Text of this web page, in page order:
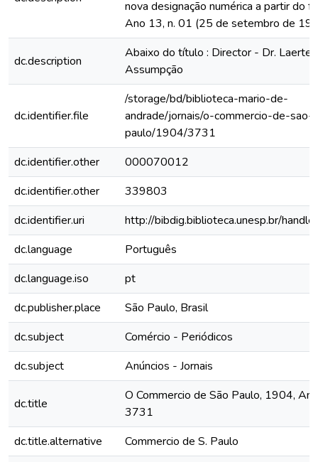
nova designação numérica a partir do
Ano 13, n. 01 (25 de setembro de
dc.description
Abaixo do título : Director - Dr. Laerte
Assumpção
dc.identifier.file
/storage/bd/biblioteca-mario-de-
andrade/jornais/o-commercio-de-sao-
paulo/1904/3731
dc.identifier.other
000070012
dc.identifier.other
339803
dc.identifier.uri
http://bibdig.biblioteca.unesp.br/
dc.language
Português
dc.language.iso
pt
dc.publisher.place
São Paulo, Brasil
dc.subject
Comércio - Periódicos
dc.subject
Anúncios - Jornais
dc.title
O Commercio de São Paulo, 1904,
3731
dc.title.alternative
Commercio de S. Paulo